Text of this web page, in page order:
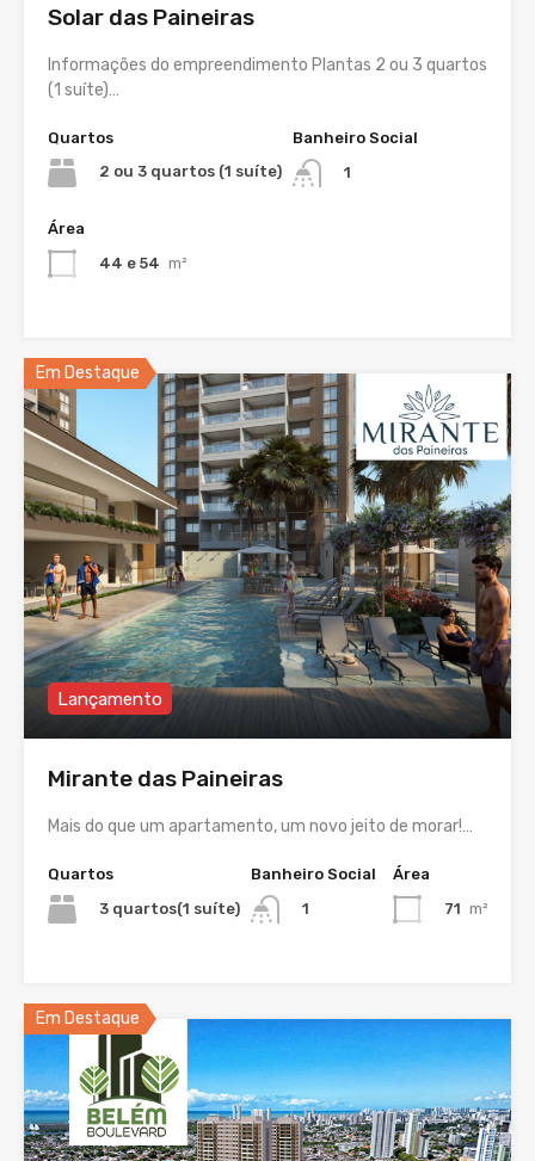
Solar das Paineiras
Informações do empreendimento Plantas 2 ou 3 quartos
(1 suíte)…
Quartos
2 ou 3 quartos (1 suíte)
Banheiro Social
1
Área
44 e 54 m²
Em Destaque
Lançamento
Mirante das Paineiras
Mais do que um apartamento, um novo jeito de morar!…
Quartos
3 quartos(1 suíte)
Banheiro Social
1
Área
71 m²
Em Destaque